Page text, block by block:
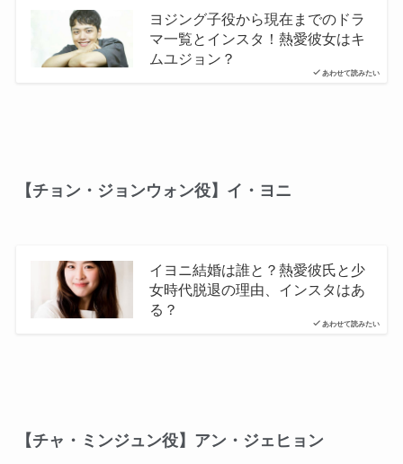
あわせて読みたい
ヨジング子役から現在までのドラ
マ一覧とインスタ！熱愛彼女はキ
ムユジョン？
【チョン・ジョンウォン役】イ・ヨニ
あわせて読みたい
イヨニ結婚は誰と？熱愛彼氏と少
女時代脱退の理由、インスタはあ
る？
【チャ・ミンジュン役】アン・ジェヒョン